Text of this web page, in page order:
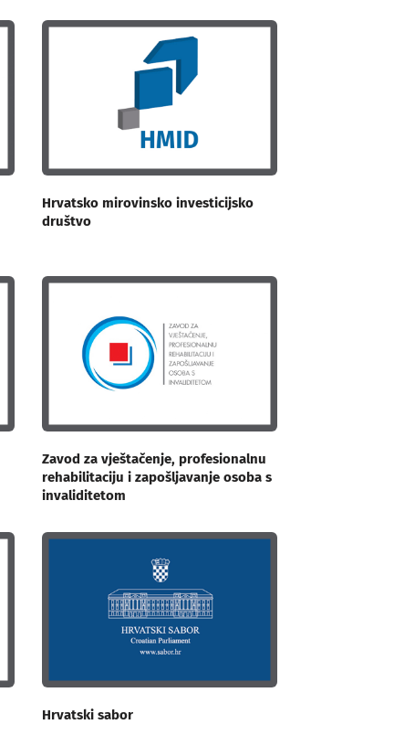
Hrvatsko mirovinsko investicijsko
društvo
Zavod za vještačenje, profesionalnu
rehabilitaciju i zapošljavanje osoba s
invaliditetom
Hrvatski sabor